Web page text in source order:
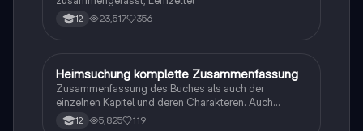
12 23,517 356
Deutsch
Heimsuchung komplette Zusammenfassung
Zusammenfassung des Buches als auch der
einzelnen Kapitel und deren Charakteren. Auch
tabellarisch. Im Unterricht ohne KI erstellt
12 5,825 119